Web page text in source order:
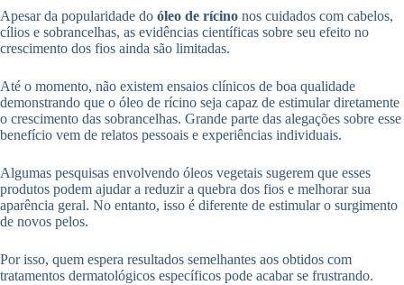
Apesar da popularidade do óleo de rícino nos cuidados com cabelos,
cílios e sobrancelhas, as evidências científicas sobre seu efeito no
crescimento dos fios ainda são limitadas.
Até o momento, não existem ensaios clínicos de boa qualidade
demonstrando que o óleo de rícino seja capaz de estimular diretamente
o crescimento das sobrancelhas. Grande parte das alegações sobre esse
benefício vem de relatos pessoais e experiências individuais.
Algumas pesquisas envolvendo óleos vegetais sugerem que esses
produtos podem ajudar a reduzir a quebra dos fios e melhorar sua
aparência geral. No entanto, isso é diferente de estimular o surgimento
de novos pelos.
Por isso, quem espera resultados semelhantes aos obtidos com
tratamentos dermatológicos específicos pode acabar se frustrando.